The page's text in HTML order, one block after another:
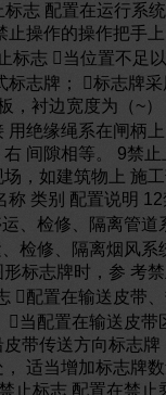
标志 配置在运行系
止操作的操作把手
标志 当位置不足
标志牌； 标志牌
，衬边宽度为（~
用绝缘绳系在闸柄
间隙相等。 9禁
，如建筑物上 施
称 类别 配置说明
、检修、隔离管道
、检修、隔离烟风
标志牌时，参 考禁
配置在输送皮带
当配置在输送皮带
带传送方向标志牌
适当增加标志牌
止标志 配置在禁止